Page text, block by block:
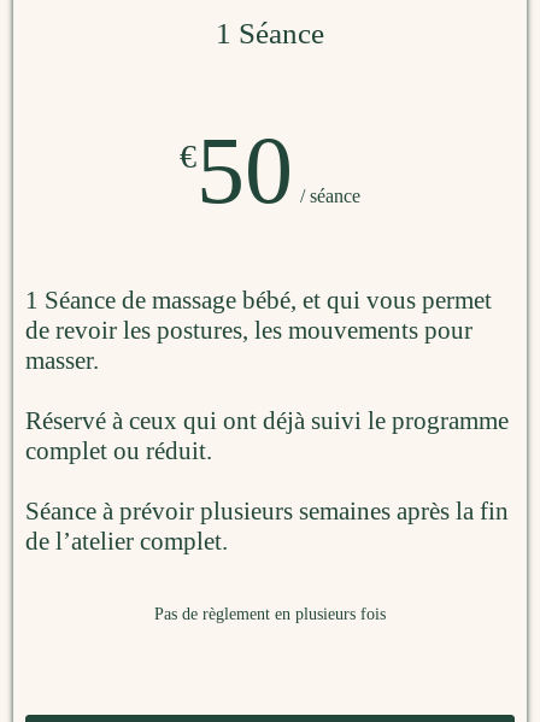
1 Séance
1 Séance de massage bébé, et qui vous permet
de revoir les postures, les mouvements pour
masser.
Réservé à ceux qui ont déjà suivi le programme
complet ou réduit.
Séance à prévoir plusieurs semaines après la fin
de l’atelier complet.
€50 / séance
Pas de règlement en plusieurs fois